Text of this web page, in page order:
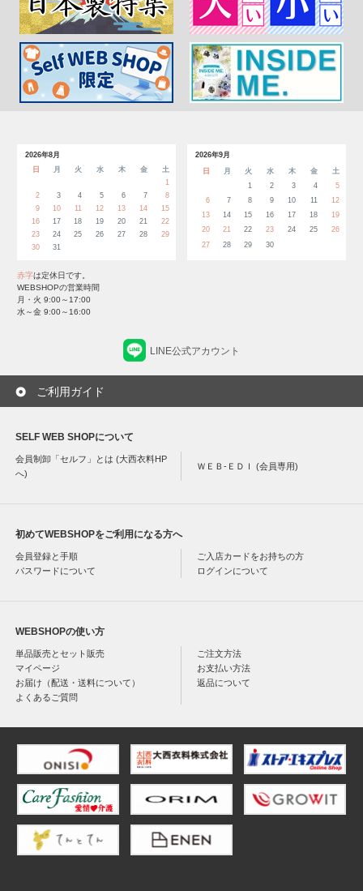
2026年8月
日
月 火 水 木 金
土
1
2
3 4 5 6 7
8
9
10 11 12 13 14
15
16
17 18 19 20 21
22
23
24 25 26 27 28
29
30
31
2026年9月
日
月 火 水 木 金
土
1
2 3 4
5
6
7 8 9 10 11
12
13
14 15 16 17 18
19
20
21 22 23 24 25
26
27
28 29 30
赤字は定休日です。
WEBSHOPの営業時間
月・火 9:00～17:00
水～金 9:00～16:00
LINE公式アカウント
ご利用ガイド
SELF WEB SHOPについて
会員制卸「セルフ」とは (大西衣料HP
へ)
ＷＥＢ-ＥＤＩ (会員専用)
初めてWEBSHOPをご利用になる方へ
会員登録と手順
ご入店カードをお持ちの方
パスワードについて
ログインについて
WEBSHOPの使い方
単品販売とセット販売
ご注文方法
マイページ
お支払い方法
お届け（配送・送料について）
返品について
よくあるご質問